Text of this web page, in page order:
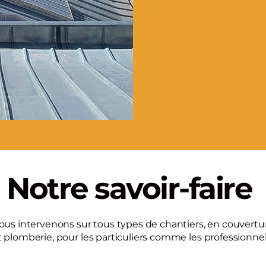
Notre savoir-faire
intervenons sur tous types de chantiers, en
plomberie, pour les particuliers comme les